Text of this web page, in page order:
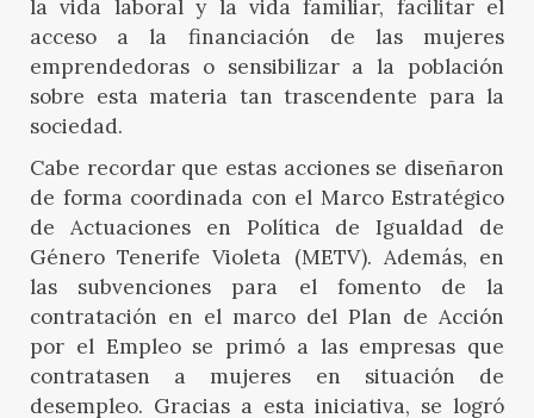
la vida laboral y la vida familiar, facilitar el
acceso a la financiación de las mujeres
emprendedoras o sensibilizar a la población
sobre esta materia tan trascendente para la
sociedad.
Cabe recordar que estas acciones se diseñaron
de forma coordinada con el Marco Estratégico
de Actuaciones en Política de Igualdad de
Género Tenerife Violeta (METV). Además, en
las subvenciones para el fomento de la
contratación en el marco del Plan de Acción
por el Empleo se primó a las empresas que
contratasen a mujeres en situación de
desempleo. Gracias a esta iniciativa, se logró